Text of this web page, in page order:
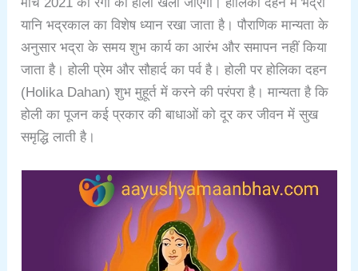
यानि भद्रकाल का विशेष ध्यान रखा जाता है। पौराणिक मान्यता के
अनुसार भद्रा के समय शुभ कार्य का आरंभ और समापन नहीं किया
जाता है। होली प्रेम और सौहार्द का पर्व है। होली पर होलिका दहन
(Holika Dahan) शुभ मुहूर्त में करने की परंपरा है। मान्यता है कि
होली का पूजन कई प्रकार की बाधाओं को दूर कर जीवन में सुख
समृद्धि लाती है।